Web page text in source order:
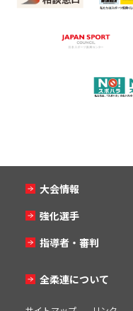
大会情報
強化選手
指導者・審判
全柔連について